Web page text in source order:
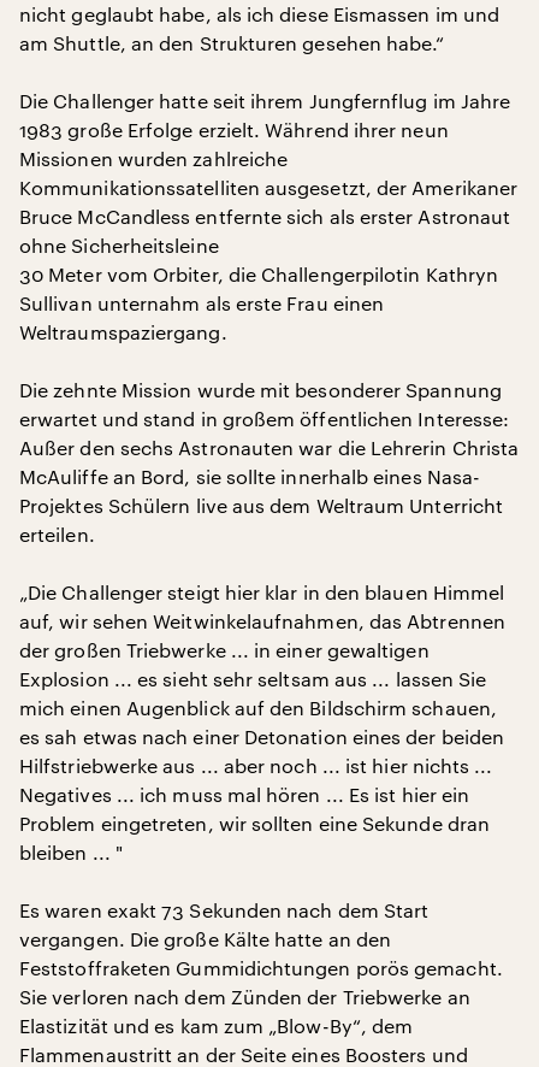
nicht geglaubt habe, als ich diese Eismassen im und
am Shuttle, an den Strukturen gesehen habe.“
Die Challenger hatte seit ihrem Jungfernflug im Jahre
1983 große Erfolge erzielt. Während ihrer neun
Missionen wurden zahlreiche
Kommunikationssatelliten ausgesetzt, der Amerikaner
Bruce McCandless entfernte sich als erster Astronaut
ohne Sicherheitsleine
30 Meter vom Orbiter, die Challengerpilotin Kathryn
Sullivan unternahm als erste Frau einen
Weltraumspaziergang.
Die zehnte Mission wurde mit besonderer Spannung
erwartet und stand in großem öffentlichen Interesse:
Außer den sechs Astronauten war die Lehrerin Christa
McAuliffe an Bord, sie sollte innerhalb eines Nasa-
Projektes Schülern live aus dem Weltraum Unterricht
erteilen.
„Die Challenger steigt hier klar in den blauen Himmel
auf, wir sehen Weitwinkelaufnahmen, das Abtrennen
der großen Triebwerke ... in einer gewaltigen
Explosion ... es sieht sehr seltsam aus ... lassen Sie
mich einen Augenblick auf den Bildschirm schauen,
es sah etwas nach einer Detonation eines der beiden
Hilfstriebwerke aus ... aber noch ... ist hier nichts ...
Negatives ... ich muss mal hören ... Es ist hier ein
Problem eingetreten, wir sollten eine Sekunde dran
bleiben ... "
Es waren exakt 73 Sekunden nach dem Start
vergangen. Die große Kälte hatte an den
Feststoffraketen Gummidichtungen porös gemacht.
Sie verloren nach dem Zünden der Triebwerke an
Elastizität und es kam zum „Blow-By“, dem
Flammenaustritt an der Seite eines Boosters und